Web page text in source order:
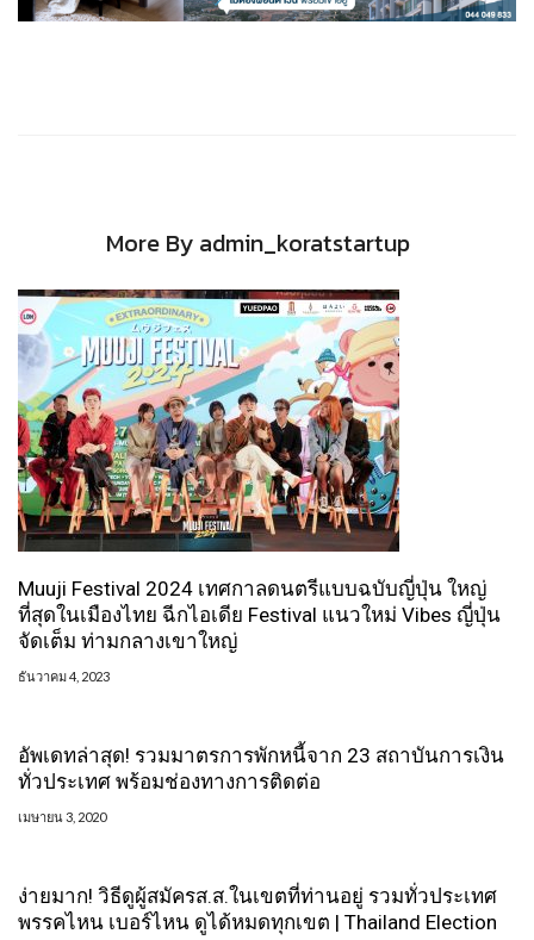
More By admin_koratstartup
Muuji Festival 2024 เทศกาลดนตรีแบบฉบับญี่ปุ่น ใหญ่
ที่สุดในเมืองไทย ฉีกไอเดีย Festival แนวใหม่ Vibes ญี่ปุ่น
จัดเต็ม ท่ามกลางเขาใหญ่
ธันวาคม 4, 2023
อัพเดทล่าสุด! รวมมาตรการพักหนี้จาก 23 สถาบันการเงิน
ทั่วประเทศ พร้อมช่องทางการติดต่อ
เมษายน 3, 2020
ง่ายมาก! วิธีดูผู้สมัครส.ส.ในเขตที่ท่านอยู่ รวมทั่วประเทศ
พรรคไหน เบอร์ไหน ดูได้หมดทุกเขต | Thailand Election